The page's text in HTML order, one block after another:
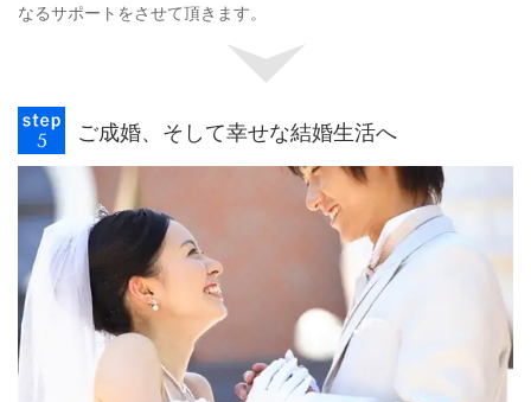
なるサポートをさせて頂きます。
ご成婚、そして幸せな結婚生活へ